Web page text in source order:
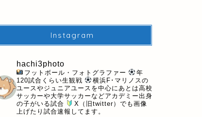
Instagram
hachi3photo
フットボール・フォトグラファー
年
120試合くらい生観戦
横浜F･マリノスの
ユースやジュニアユースを中心にあとは高校
サッカーや大学サッカーなどアカデミー出身
の子がいる試合
X（旧twitter）でも画像
上げたり試合速報してます。